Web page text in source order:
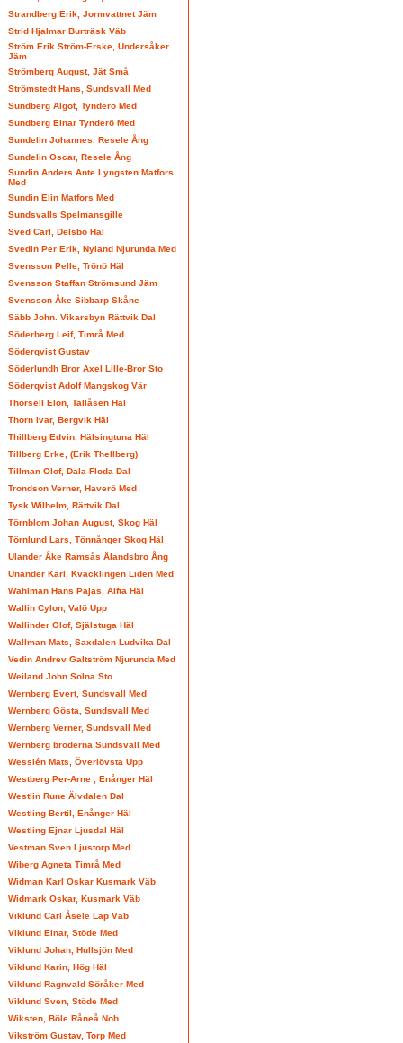
Strandberg Erik, Jormvattnet Jäm
Strid Hjalmar Burträsk Väb
Ström Erik Ström-Erske, Undersåker
Jäm
Strömberg August, Jät Små
Strömstedt Hans, Sundsvall Med
Sundberg Algot, Tynderö Med
Sundberg Einar Tynderö Med
Sundelin Johannes, Resele Ång
Sundelin Oscar, Resele Ång
Sundin Anders Ante Lyngsten Matfors
Med
Sundin Elin Matfors Med
Sundsvalls Spelmansgille
Sved Carl, Delsbo Häl
Svedin Per Erik, Nyland Njurunda Med
Svensson Pelle, Trönö Häl
Svensson Staffan Strömsund Jäm
Svensson Åke Sibbarp Skåne
Säbb John. Vikarsbyn Rättvik Dal
Söderberg Leif, Timrå Med
Söderqvist Gustav
Söderlundh Bror Axel Lille-Bror Sto
Söderqvist Adolf Mangskog Vär
Thorsell Elon, Tallåsen Häl
Thorn Ivar, Bergvik Häl
Thillberg Edvin, Hälsingtuna Häl
Tillberg Erke, (Erik Thellberg)
Tillman Olof, Dala-Floda Dal
Trondson Verner, Haverö Med
Tysk Wilhelm, Rättvik Dal
Törnblom Johan August, Skog Häl
Törnlund Lars, Tönnånger Skog Häl
Ulander Åke Ramsås Älandsbro Ång
Unander Karl, Kväcklingen Liden Med
Wahlman Hans Pajas, Alfta Häl
Wallin Cylon, Valö Upp
Wallinder Olof, Själstuga Häl
Wallman Mats, Saxdalen Ludvika Dal
Vedin Andrev Galtström Njurunda Med
Weiland John Solna Sto
Wernberg Evert, Sundsvall Med
Wernberg Gösta, Sundsvall Med
Wernberg Verner, Sundsvall Med
Wernberg bröderna Sundsvall Med
Wesslén Mats, Överlövsta Upp
Westberg Per-Arne , Enånger Häl
Westlin Rune Älvdalen Dal
Westling Bertil, Enånger Häl
Westling Ejnar Ljusdal Häl
Vestman Sven Ljustorp Med
Wiberg Agneta Timrå Med
Widman Karl Oskar Kusmark Väb
Widmark Oskar, Kusmark Väb
Viklund Carl Åsele Lap Väb
Viklund Einar, Stöde Med
Viklund Johan, Hullsjön Med
Viklund Karin, Hög Häl
Viklund Ragnvald Söråker Med
Viklund Sven, Stöde Med
Wiksten, Böle Råneå Nob
Vikström Gustav, Torp Med